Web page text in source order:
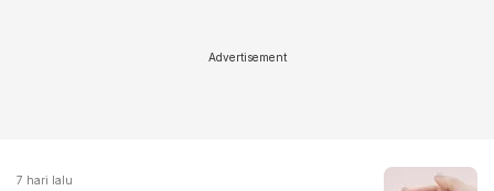
Advertisement
7 hari lalu